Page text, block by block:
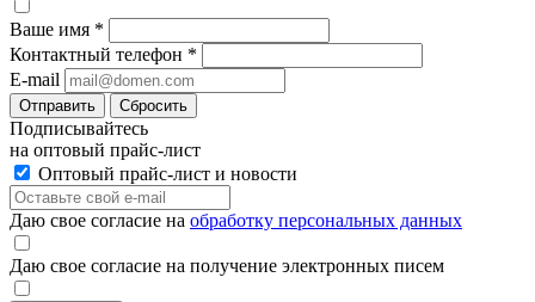
Ваше имя *
Контактный телефон *
E-mail
Отправить Сбросить
Подписывайтесь
на оптовый прайс-лист
Оптовый прайс-лист и новости
Даю свое согласие на обработку персональных данных
Даю свое согласие на получение электронных писем